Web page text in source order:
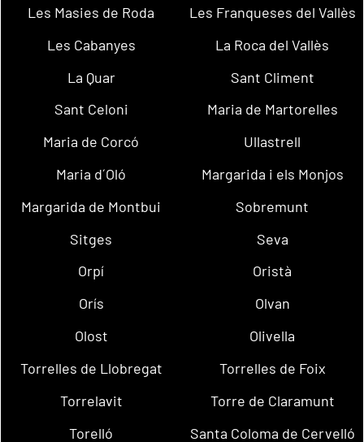
Les Masies de Roda
Les Franqueses del Vallès
Les Cabanyes
La Roca del Vallès
La Quar
Sant Climent
Sant Celoni
Maria de Martorelles
Maria de Corcó
Ullastrell
Maria d´Oló
Margarida i els Monjos
Margarida de Montbui
Sobremunt
Sitges
Seva
Orpí
Oristà
Orís
Olvan
Olost
Olivella
Torrelles de Llobregat
Torrelles de Foix
Torrelavit
Torre de Claramunt
Torelló
Santa Coloma de Cervelló